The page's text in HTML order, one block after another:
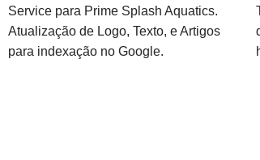
Service para Prime Splash Aquatics.
Atualização de Logo, Texto, e Artigos
para indexação no Google.